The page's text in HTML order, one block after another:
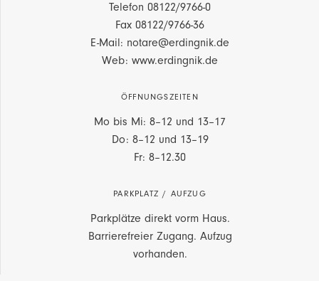
Telefon 08122/9766-0
Fax 08122/9766-36
E-Mail: notare@erdingnik.de
Web: www.erdingnik.de
ÖFFNUNGSZEITEN
Mo bis Mi: 8–12 und 13–17
Do: 8–12 und 13–19
Fr: 8–12.30
PARKPLATZ / AUFZUG
Parkplätze direkt vorm Haus.
Barrierefreier Zugang. Aufzug
vorhanden.